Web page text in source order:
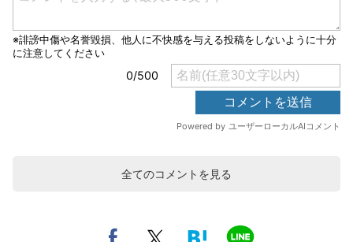
全てのコメントを見る